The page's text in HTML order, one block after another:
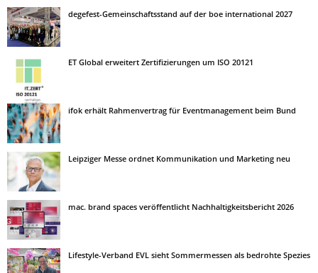
degefest-Gemeinschaftsstand auf der boe international 2027
ET Global erweitert Zertifizierungen um ISO 20121
ifok erhält Rahmenvertrag für Eventmanagement beim Bund
Leipziger Messe ordnet Kommunikation und Marketing neu
mac. brand spaces veröffentlicht Nachhaltigkeitsbericht 2026
Lifestyle-Verband EVL sieht Sommermessen als bedrohte Spezies